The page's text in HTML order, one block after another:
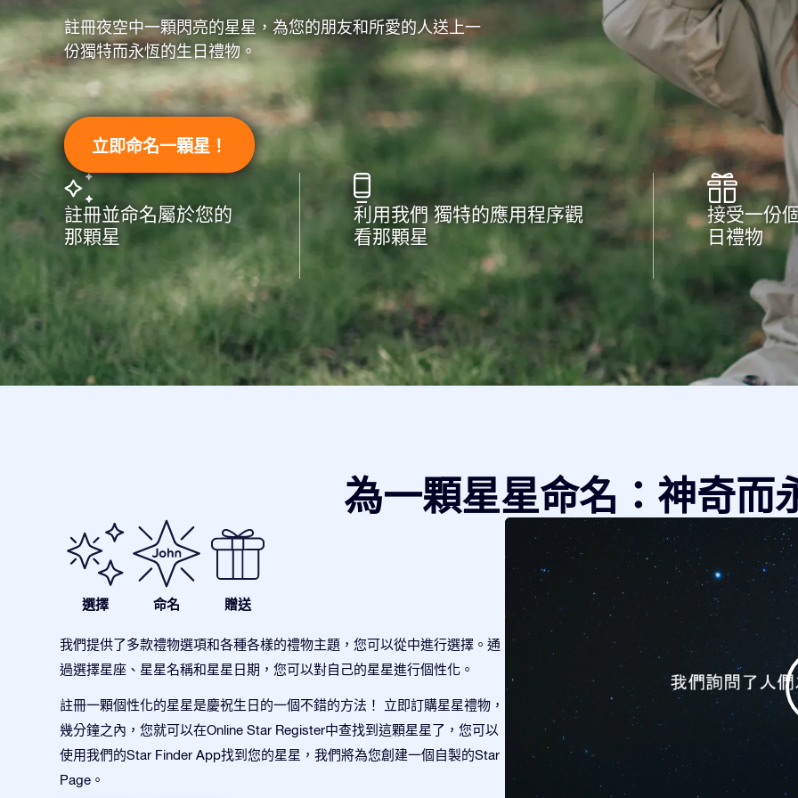
註冊夜空中一顆閃亮的星星，為您的朋友和所愛的人送上一
份獨特而永恆的生日禮物。
立即命名一顆星！
註冊並命名屬於您的
那顆星
利用我們 獨特的應用程序觀
看那顆星
接受一份
日禮物
為一顆星星命名：神奇而
選擇 命名 贈送
我們提供了多款禮物選項和各種各樣的禮物主題，您可以從中進行選擇。通
過選擇星座、星星名稱和星星日期，您可以對自己的星星進行個性化。
註冊一顆個性化的星星是慶祝生日的一個不錯的方法！ 立即訂購星星禮物，
幾分鐘之內，您就可以在Online Star Register中查找到這顆星星了，您可以
使用我們的Star Finder App找到您的星星，我們將為您創建一個自製的Star
Page。